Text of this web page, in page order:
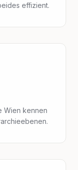
effizient.
Wien kennen